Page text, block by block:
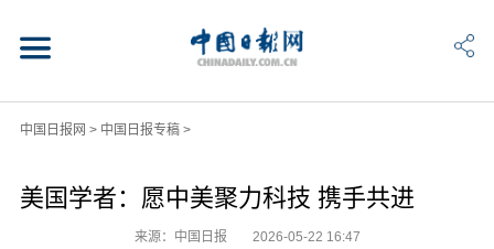
中国日报网 > 中国日报专稿>
美国学者：愿中美聚力科技 携手共进
来源：中国日报 2026-05-22 16:47